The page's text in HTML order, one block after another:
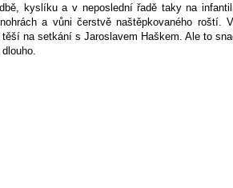
kyslíku a v neposlední řadě taky na
a vůni čerstvě naštěpkovaného roští.
těší na setkání s Jaroslavem Haškem. Ale to